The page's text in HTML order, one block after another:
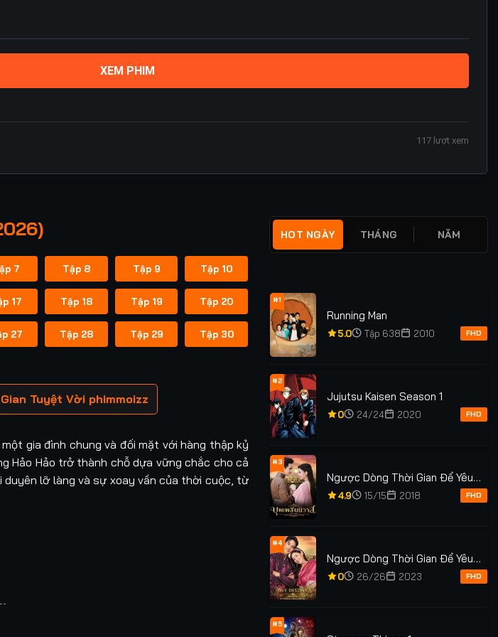
XEM PHIM
117 lượt xem
7 Tập 8 Tập 9 Tập 10
17 Tập 18 Tập 19 Tập 20
27 Tập 28 Tập 29 Tập 30
Tuyệt Vời phimmoizz
gia đình chung và đối mặt với hàng thập kỷ
Hảo Hảo trở thành chỗ dựa vững chắc cho cả
lỡ làng và sự xoay vần của thời cuộc, từ
HOT NGÀY THÁNG NĂM
#1
Running Man
5.0 Tập 638 2010 FHD
#2
Jujutsu Kaisen Season 1
0 24/24 2020 FHD
#3
Ngược Dòng Thời Gian Để Yêu
Anh Phần 1
4.9 15/15 2018 FHD
#4
Ngược Dòng Thời Gian Để Yêu
Anh Phần 2
0 26/26 2023 FHD
#5